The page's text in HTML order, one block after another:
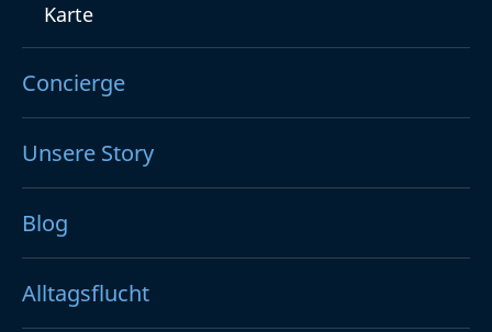
Karte
Concierge
Unsere Story
Blog
Alltagsflucht